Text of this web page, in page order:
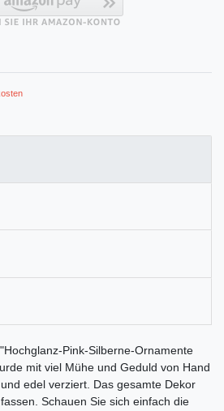
Pink-Silberne-Ornamente
mit viel Mühe und Geduld von Hand
edel verziert. Das gesamte Dekor
Schauen Sie sich einfach die